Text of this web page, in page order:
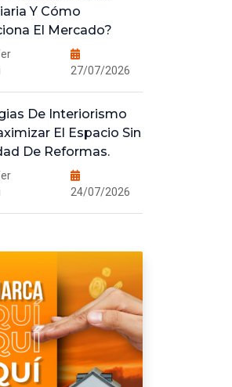
Y Cómo
El Mercado?
27/07/2026
De Interiorismo
El Espacio Sin
De Reformas.
24/07/2026